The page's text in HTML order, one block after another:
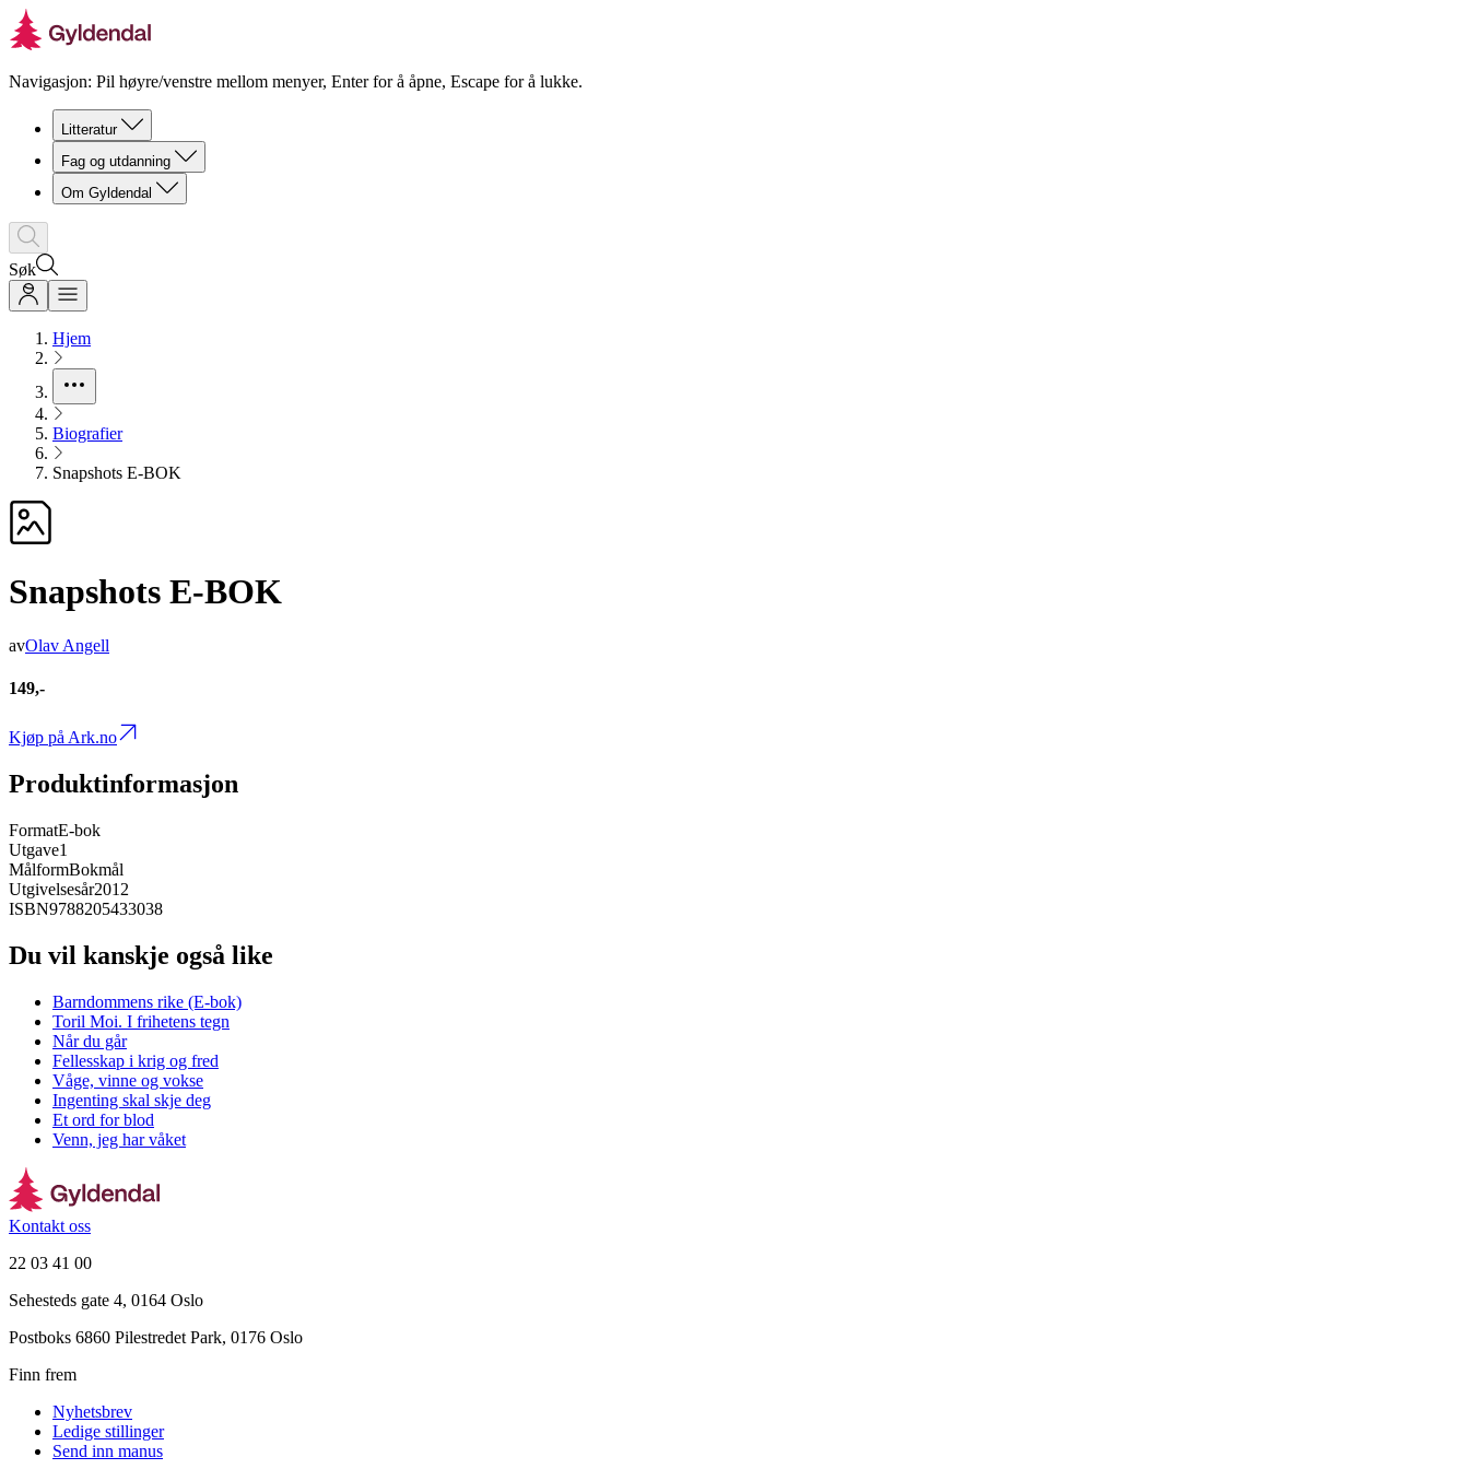
Navigasjon: Pil høyre/venstre mellom menyer, Enter for å åpne, Escape for å lukke.
Litteratur
Fag og utdanning
Om Gyldendal
Søk
Hjem
Biografier
Snapshots E-BOK
Snapshots E-BOK
avOlav Angell
149,-
Kjøp på Ark.no
Produktinformasjon
FormatE-bok
Utgave1
MålformBokmål
Utgivelsesår2012
ISBN9788205433038
Du vil kanskje også like
Barndommens rike (E-bok)
Toril Moi. I frihetens tegn
Når du går
Fellesskap i krig og fred
Våge, vinne og vokse
Ingenting skal skje deg
Et ord for blod
Venn, jeg har våket
Kontakt oss
22 03 41 00
Sehesteds gate 4, 0164 Oslo
Postboks 6860 Pilestredet Park, 0176 Oslo
Finn frem
Nyhetsbrev
Ledige stillinger
Send inn manus